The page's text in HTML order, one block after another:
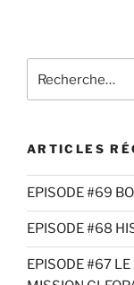
EMBED
pour
ARTICLES
EPISODE #69
EPISODE #68
EPISODE #67 LE